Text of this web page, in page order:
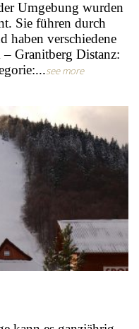
Umgebung wurden
Sie führen durch
haben verschiedene
Granitberg Distanz:
see more